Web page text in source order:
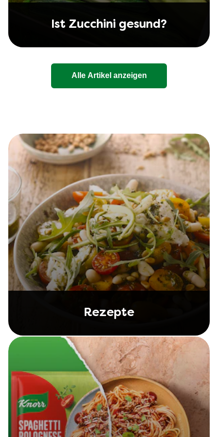
Ist Zucchini gesund?
Alle Artikel anzeigen
Rezepte